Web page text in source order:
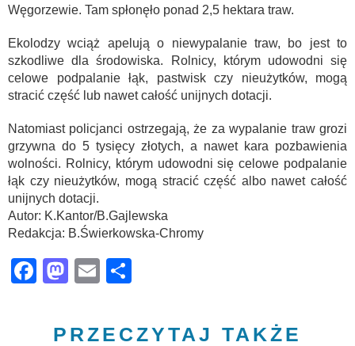
Węgorzewie. Tam spłonęło ponad 2,5 hektara traw.
Ekolodzy wciąż apelują o niewypalanie traw, bo jest to
szkodliwe dla środowiska. Rolnicy, którym udowodni się
celowe podpalanie łąk, pastwisk czy nieużytków, mogą
stracić część lub nawet całość unijnych dotacji.
Natomiast policjanci ostrzegają, że za wypalanie traw grozi
grzywna do 5 tysięcy złotych, a nawet kara pozbawienia
wolności. Rolnicy, którym udowodni się celowe podpalanie
łąk czy nieużytków, mogą stracić część albo nawet całość
unijnych dotacji.
Autor: K.Kantor/B.Gajlewska
Redakcja: B.Świerkowska-Chromy
Facebook
Mastodon
Email
PRZECZYTAJ TAKŻE